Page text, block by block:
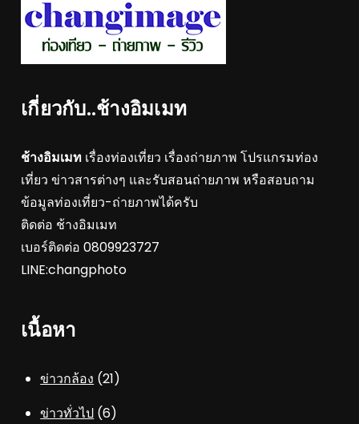
เกี่ยวกับ..ช้างอิมเมท
ช้างอิมเมท เรื่องท่องเที่ยว เรื่องถ่ายภาพ โปรแกรมท่อง
เที่ยว ข่าวสารต่างๆ และรับสอนถ่ายภาพ หรือสอบถาม
ข้อมูลท่องเที่ยว-ถ่ายภาพได้ครับ
ติดต่อ ช้างอิมเมท
เบอร์ติดต่อ 0809923727
LINE:changphoto
เนื้อหา
ข่าวกล้อง (21)
ข่าวทั่วไป (6)